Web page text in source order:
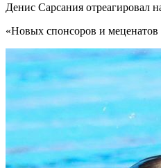
Денис Сарсания отреагировал
«Новых спонсоров и меценатов